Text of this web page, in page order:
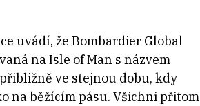
uvádí, že Bombardier Global
na Isle of Man s názvem
ve stejnou dobu, kdy
na běžícím pásu. Všichni přitom